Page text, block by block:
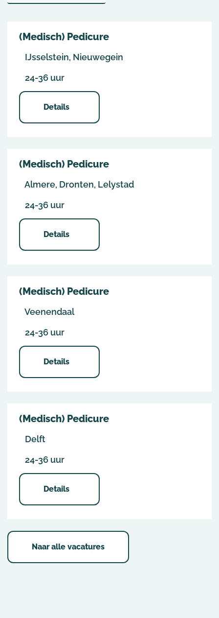
(Medisch) Pedicure
IJsselstein, Nieuwegein
24-36 uur
Details
(Medisch) Pedicure
Almere, Dronten, Lelystad
24-36 uur
Details
(Medisch) Pedicure
Veenendaal
24-36 uur
Details
(Medisch) Pedicure
Delft
24-36 uur
Details
Naar alle vacatures